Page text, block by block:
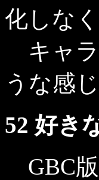
化しなく
キャラ
うな感じ
52 好き
GBC